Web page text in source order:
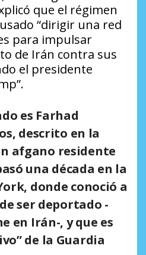
que el régimen
“dirigir una red
para impulsar
de Irán contra sus
el presidente
es Farhad
descrito en la
afgano residente
una década en la
donde conoció a
ser deportado -
en Irán-, y que es
” de la Guardia